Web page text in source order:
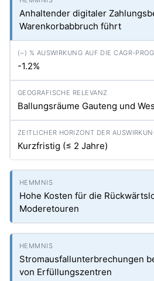
Anhaltender digitaler
Warenkorbabbruch führt
-1.2%
Ballungsräume Gauteng und
Kurzfristig (≤ 2 Jahre)
Hohe Kosten für die
Moderetouren
Stromausfallunterbrechungen
von Erfüllungszentren